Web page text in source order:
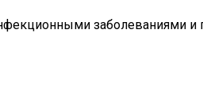
заболеваниями и